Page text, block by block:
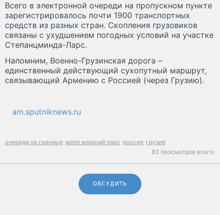
Всего в электронной очереди на пропускном пункте
зарегистрировалось почти 1900 транспортных
средств из разных стран. Скопления грузовиков
связаны с ухудшением погодных условий на участке
Степанцминда-Ларс.
Напомним, Военно-Грузинская дорога –
единственный действующий сухопутный маршрут,
связывающий Армению с Россией (через Грузию).
am.sputniknews.ru
очереди на границе мапп верхний ларс россия грузия
83 просмотров всего.
ОБСУДИТЬ